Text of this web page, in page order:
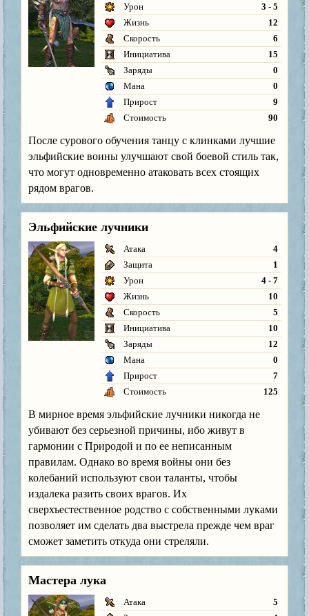
Урон
3 - 5
Жизнь
12
Скорость
6
Инициатива
15
Заряды
0
Мана
0
Прирост
9
Стоимость
90
После сурового обучения танцу с клинками лучшие
эльфийские воины улучшают свой боевой стиль так,
что могут одновременно атаковать всех стоящих
рядом врагов.
Эльфийские лучники
Атака
4
Защита
1
Урон
4 - 7
Жизнь
10
Скорость
5
Инициатива
10
Заряды
12
Мана
0
Прирост
7
Стоимость
125
В мирное время эльфийские лучники никогда не
убивают без серьезной причины, ибо живут в
гармонии с Природой и по ее неписанным
правилам. Однако во время войны они без
колебаний используют свои таланты, чтобы
издалека разить своих врагов. Их
сверхъестественное родство с собственными луками
позволяет им сделать два выстрела прежде чем враг
сможет заметить откуда они стреляли.
Мастера лука
Атака
5